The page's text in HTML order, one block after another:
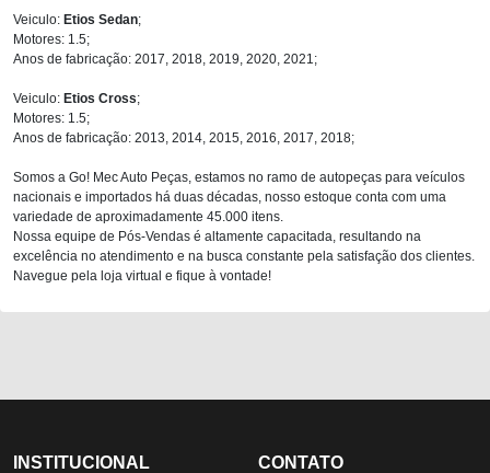
Veiculo: Etios Sedan;
Motores: 1.5;
Anos de fabricação: 2017, 2018, 2019, 2020, 2021;
Veiculo: Etios Cross;
Motores: 1.5;
Anos de fabricação: 2013, 2014, 2015, 2016, 2017, 2018;
Somos a Go! Mec Auto Peças, estamos no ramo de autopeças para veículos
nacionais e importados há duas décadas, nosso estoque conta com uma
variedade de aproximadamente 45.000 itens.
Nossa equipe de Pós-Vendas é altamente capacitada, resultando na
excelência no atendimento e na busca constante pela satisfação dos clientes.
Navegue pela loja virtual e fique à vontade!
INSTITUCIONAL CONTATO